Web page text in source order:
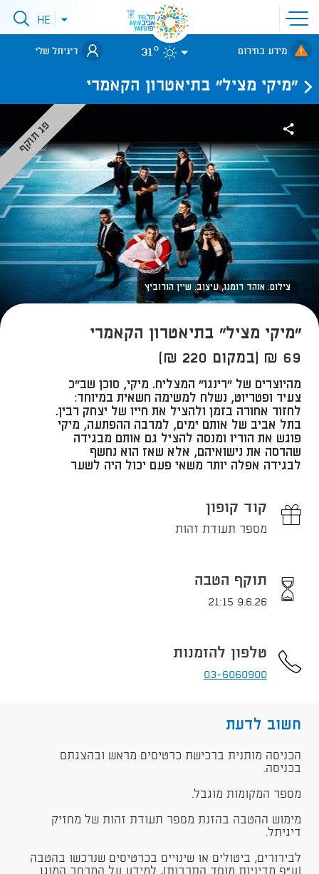
פתיחת
תפריט
אתר
לאתר עיריית
תל-אביב
פתיחתHE
מידע בחירום 31° דיגיתל שלי
"מיקי מציל" בתיאטרון הקאמרי
צילום: אוהד רומנו, עיצוב: שיין הורוביץ
פג תוקף
"מיקי מציל" בתיאטרון הקאמרי
69 ₪ (במקום 220 ₪)
מהיוצרים של "רינגו" המצליח. מיקי, סוכן שב"כ
צעיר ופטריוט, נשלח למשימה חשאית במיוחד:
לחזור אחורה בזמן ולהציל את חייו של יצחק רבין.
בתל אביב של אותם ימים, למרבה ההפתעה, מיקי
פוגש את הוריו ומנסה להציל גם אותם מבגידה
שהרסה את נישואיהם, אלא שאז הוא נחשף
לבגידה אפלה יותר משאי פעם יכול היה לשער
קוד קופון
מספר תעודת זהות
תוקף הטבה
9.6.26 21:15
טלפון להזמנות
03-6060900
חשוב לדעת
הכניסה מותנית ברכישת כרטיסים מראש ובהצגתם
בכניסה.
מספר המקומות מוגבל.
מימוש ההטבה בהזנת מספר תעודת זהות של מחזיק
דיגיתל.
לבירורים, ביטולים או שינויים בכרטיסים שנרכשו בהטבה
(ע"פ מדיניות מוסד התרבות), למידע על המרחב המוגן